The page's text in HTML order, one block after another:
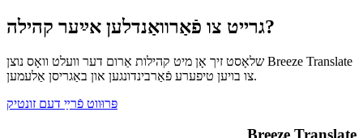
גרייט צו פֿאַרוואַנדלען אײַער קהילה?
שלאָסט זיך אָן מיט קהילות אַרום דער וועלט וואָס נוצן Breeze Translate
צו בויען טיפערע פֿאַרבינדונגען און באַגריסן אַלעמען.
פּרוּווט פֿרײַ דעם זונטיק
Breeze Translate